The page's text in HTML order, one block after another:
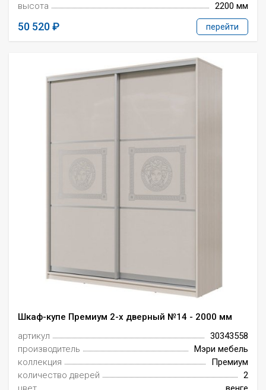
высота
2200 мм
50 520 перейти
Шкаф-купе Премиум 2-х дверный №14 - 2000 мм
артикул
30343558
производитель
Мэри мебель
коллекция
Премиум
количество дверей
2